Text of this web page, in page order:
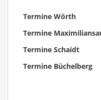
Termine Wörth
Termine
Termine Schaidt
Termine Büchelberg